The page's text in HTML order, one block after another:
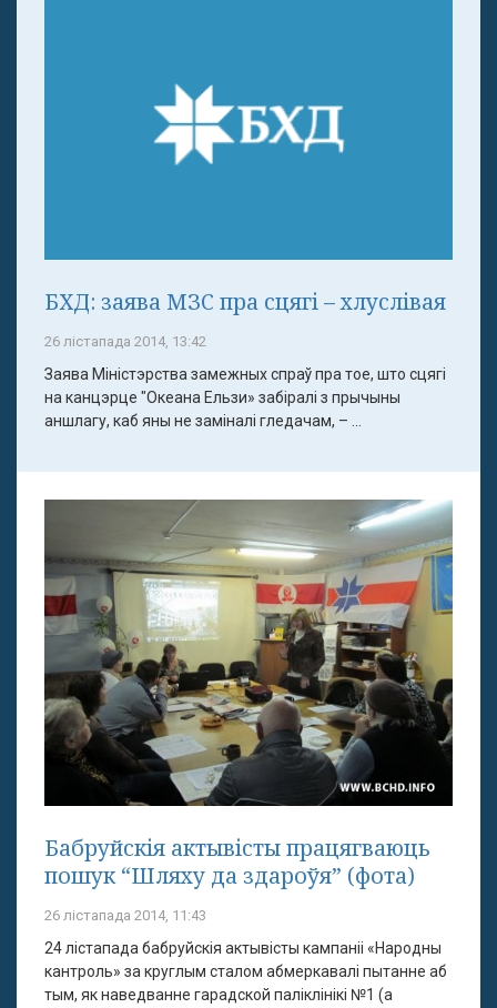
БХД: заява МЗС пра сцягі – хлуслівая
26 лістапада 2014, 13:42
Заява Міністэрства замежных спраў пра тое, што сцягі
на канцэрце "Океана Ельзи» забіралі з прычыны
аншлагу, каб яны не заміналі гледачам, – ...
Бабруйскія актывісты працягваюць
пошук “Шляху да здароўя” (фота)
26 лістапада 2014, 11:43
24 лістапада бабруйскія актывісты кампаніі «Народны
кантроль» за круглым сталом абмеркавалі пытанне аб
тым, як наведванне гарадской паліклінікі №1 (а